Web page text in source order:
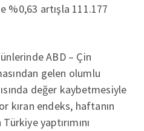
%0,63 artışla 111.177
ABD – Çin
gelen olumlu
değer kaybetmesiyle
kıran endeks, haftanın
yaptırımını